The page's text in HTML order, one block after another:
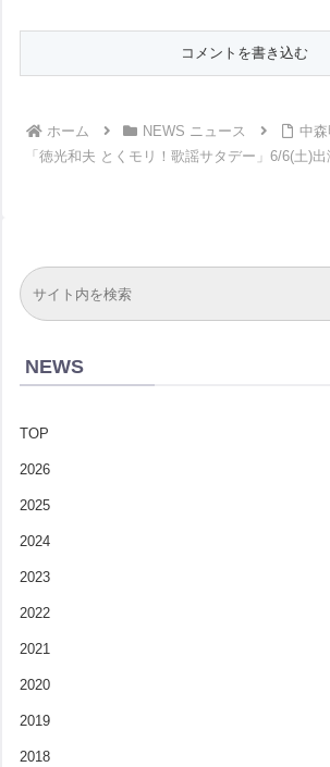
ホーム NEWS ニュース
中
「徳光和夫 とくモリ！歌謡サタデー」6/6(土)出
NEWS
TOP
2026
2025
2024
2023
2022
2021
2020
2019
2018